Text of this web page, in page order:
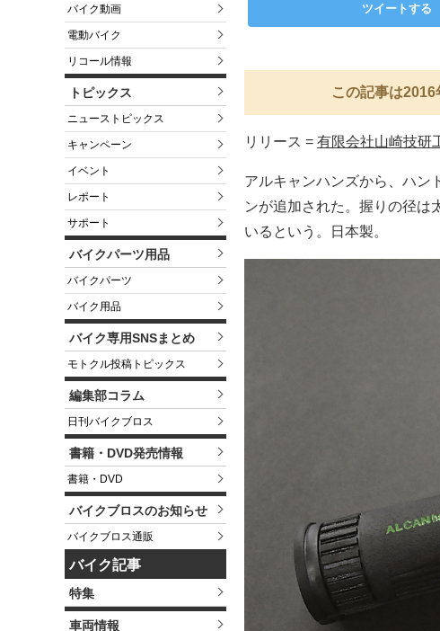
バイク動画
電動バイク
リコール情報
トピックス
ニューストピックス
キャンペーン
イベント
レポート
サポート
バイクパーツ用品
バイクパーツ
バイク用品
バイク専用SNSまとめ
モトクル投稿トピックス
編集部コラム
日刊バイクブロス
書籍・DVD発売情報
書籍・DVD
バイクブロスのお知らせ
バイクブロス通販
バイク記事
特集
車両情報
ツイートする
この記事は2016
リリース = 有限会社山崎技研
アルキャンハンズから、ハン
ンが追加された。握りの径は
いるという。日本製。